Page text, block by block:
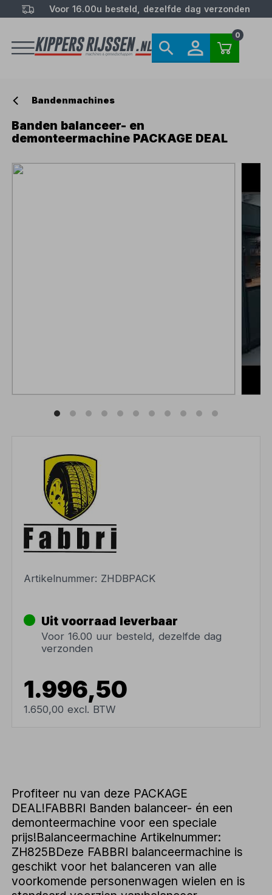
Voor 16.00u besteld, dezelfde dag verzonden
0
Bandenmachines
Banden balanceer- en
demonteermachine PACKAGE DEAL
Artikelnummer: ZHDBPACK
Uit voorraad leverbaar
Voor 16.00 uur besteld, dezelfde dag
verzonden
1.996,50
1.650,00 excl. BTW
Profiteer nu van deze PACKAGE
DEAL!FABBRI Banden balanceer- én een
demonteermachine voor een speciale
prijs!Balanceermachine Artikelnummer:
ZH825BDeze FABBRI balanceermachine is
geschikt voor het balanceren van alle
voorkomende personenwagen wielen en is